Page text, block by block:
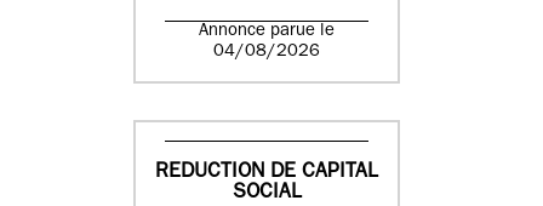
Annonce parue le
04/08/2026
REDUCTION DE CAPITAL
SOCIAL